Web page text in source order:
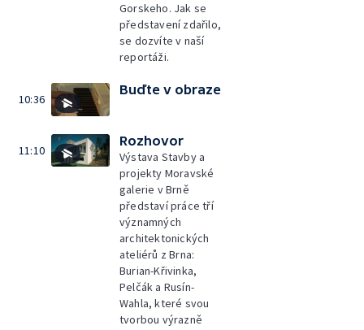
Gorskeho. Jak se
představení zdařilo,
se dozvíte v naší
reportáži.
10:36
Buďte v obraze
11:10
Rozhovor
Výstava Stavby a
projekty Moravské
galerie v Brně
představí práce tří
významných
architektonických
ateliérů z Brna:
Burian-Křivinka,
Pelčák a Rusín-
Wahla, které svou
tvorbou výrazně